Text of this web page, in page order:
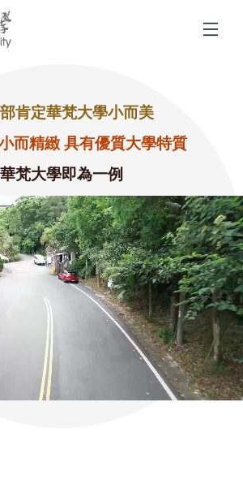
肯定華梵大學小而美
而精緻 具有優質大學特質
華梵大學即為一例